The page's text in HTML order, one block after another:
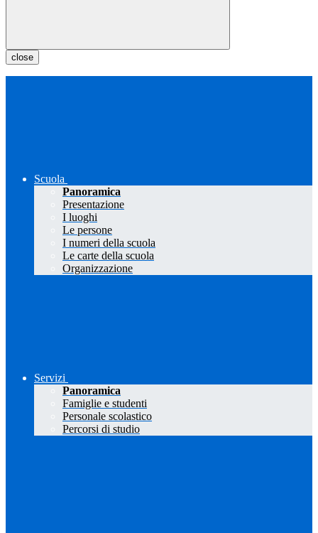
close
Scuola
Panoramica
Presentazione
I luoghi
Le persone
I numeri della scuola
Le carte della scuola
Organizzazione
Servizi
Panoramica
Famiglie e studenti
Personale scolastico
Percorsi di studio